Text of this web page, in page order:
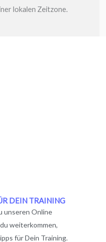
lokalen Zeitzone.
DEIN TRAINING
unseren Online
weiterkommen,
für Dein Training.